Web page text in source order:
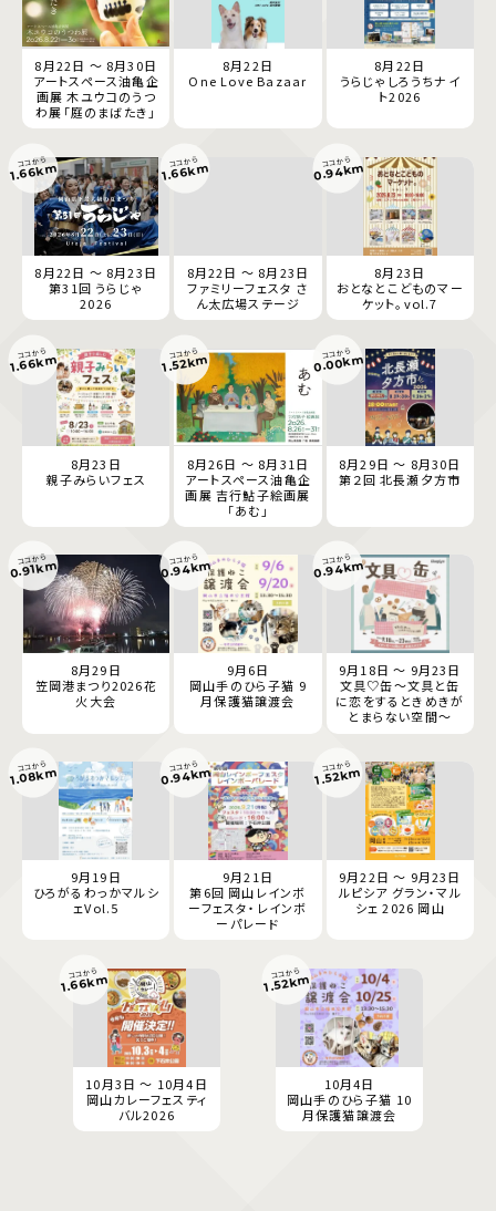
8月22日 ～ 8月30日
アートスペース油亀企
画展 木ユウコのうつ
わ展「庭のまばたき」
8月22日
One Love Bazaar
8月22日
うらじゃしろうちナイ
ト2026
8月22日 ～ 8月23日
第31回 うらじゃ
2026
ココから
1.66km
8月22日 ～ 8月23日
ファミリーフェスタ さ
ん太広場ステージ
ココから
1.66km
8月23日
おとなとこどものマー
ケット。vol.7
ココから
0.94km
8月23日
親子みらいフェス
ココから
1.66km
8月26日 ～ 8月31日
アートスペース油亀企
画展 吉行鮎子絵画展
「あむ」
ココから
1.52km
8月29日 ～ 8月30日
第２回 北長瀬夕方市
ココから
0.00km
8月29日
笠岡港まつり2026花
火大会
ココから
0.91km
9月6日
岡山手のひら子猫 9
月保護猫譲渡会
ココから
0.94km
9月18日 ～ 9月23日
文具♡缶～文具と缶
に恋をするときめきが
とまらない空間～
ココから
0.94km
9月19日
ひろがるわっかマルシ
ェVol.5
ココから
1.08km
9月21日
第6回 岡山レインボ
ーフェスタ・レインボ
ーパレード
ココから
0.94km
9月22日 ～ 9月23日
ルピシア グラン・マル
シェ 2026 岡山
ココから
1.52km
10月3日 ～ 10月4日
岡山カレーフェスティ
バル2026
ココから
1.66km
10月4日
岡山手のひら子猫 10
月保護猫譲渡会
ココから
1.52km